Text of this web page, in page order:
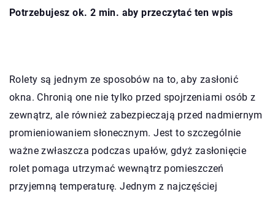
Potrzebujesz ok. 2 min. aby przeczytać ten wpis
Rolety są jednym ze sposobów na to, aby zasłonić
okna. Chronią one nie tylko przed spojrzeniami osób z
zewnątrz, ale również zabezpieczają przed nadmiernym
promieniowaniem słonecznym. Jest to szczególnie
ważne zwłaszcza podczas upałów, gdyż zasłonięcie
rolet pomaga utrzymać wewnątrz pomieszczeń
przyjemną temperaturę. Jednym z najczęściej